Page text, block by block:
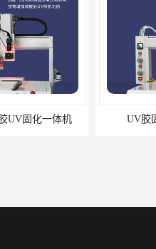
固化一体机 UV胶固